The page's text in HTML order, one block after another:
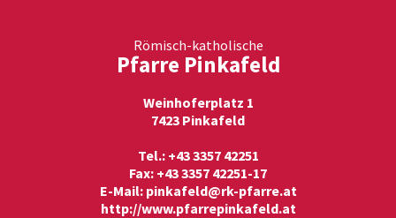
Römisch-katholische
Pfarre Pinkafeld
Weinhoferplatz 1
7423 Pinkafeld
Tel.: +43 3357 42251
Fax: +43 3357 42251-17
E-Mail: pinkafeld@rk-pfarre.at
http://www.pfarrepinkafeld.at